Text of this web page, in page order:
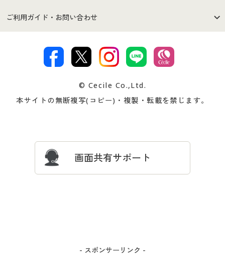
セシールご利用規約
著作権・商標について 会社案内
商品カテゴリ
プレゼント＆キャンペーン サイトマップ
ご利用ガイド・お問い合わせ
交換・返品は お支払は
ついて
忘れの場合
© Cecile Co.,Ltd.
本サイトの無断複写(コピー)・複製・転載を禁じます。
画面共有サポート
- スポンサーリンク -